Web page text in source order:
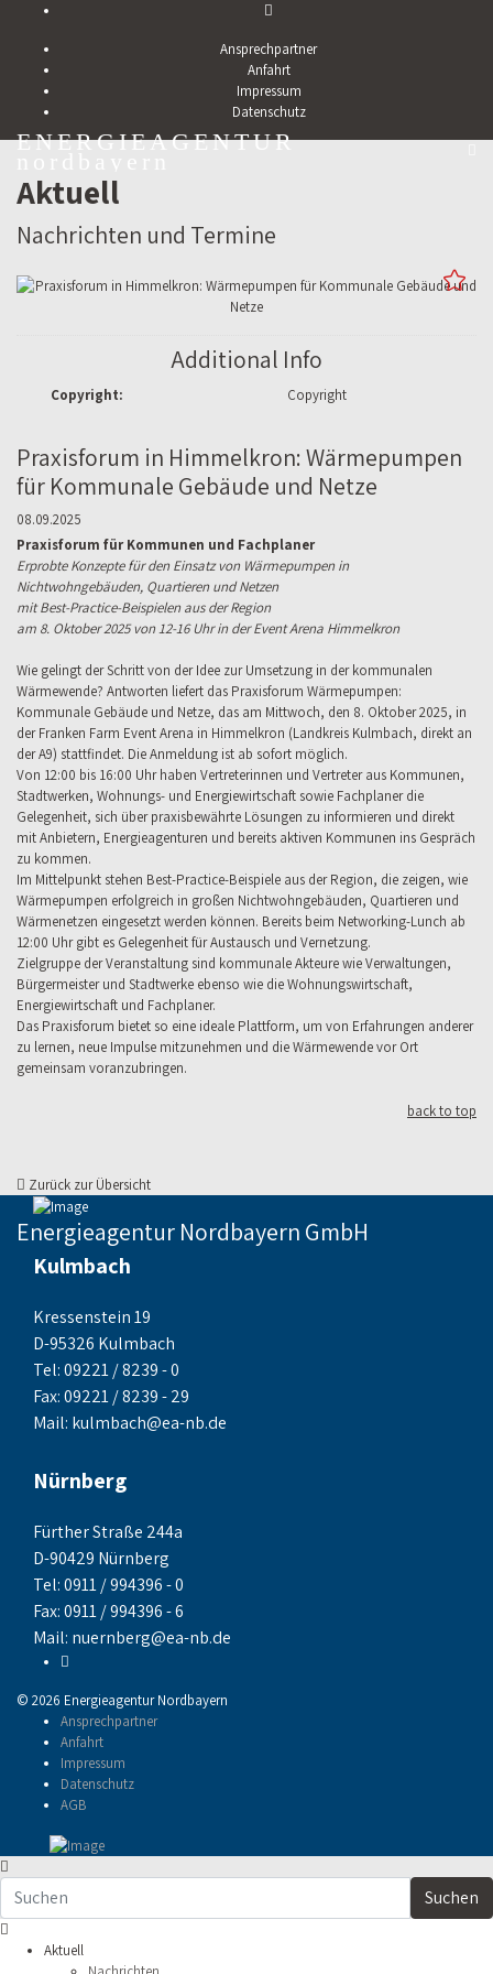
Ansprechpartner
Anfahrt
Impressum
Datenschutz
ENERGIEAGENTUR
Aktuell
Nachrichten und Termine
Additional Info
Copyright: Copyright
Praxisforum in Himmelkron: Wärmepumpen
für Kommunale Gebäude und Netze
08.09.2025
Praxisforum für Kommunen und Fachplaner
Erprobte Konzepte für den Einsatz von Wärmepumpen in
Nichtwohngebäuden, Quartieren und Netzen
mit Best-Practice-Beispielen aus der Region
am 8. Oktober 2025 von 12-16 Uhr in der Event Arena Himmelkron
Wie gelingt der Schritt von der Idee zur Umsetzung in der kommunalen
Wärmewende? Antworten liefert das Praxisforum Wärmepumpen:
Kommunale Gebäude und Netze, das am Mittwoch, den 8. Oktober 2025, in
der Franken Farm Event Arena in Himmelkron (Landkreis Kulmbach, direkt an
der A9) stattfindet. Die Anmeldung ist ab sofort möglich.
Von 12:00 bis 16:00 Uhr haben Vertreterinnen und Vertreter aus Kommunen,
Stadtwerken, Wohnungs- und Energiewirtschaft sowie Fachplaner die
Gelegenheit, sich über praxisbewährte Lösungen zu informieren und direkt
mit Anbietern, Energieagenturen und bereits aktiven Kommunen ins Gespräch
zu kommen.
Im Mittelpunkt stehen Best-Practice-Beispiele aus der Region, die zeigen, wie
Wärmepumpen erfolgreich in großen Nichtwohngebäuden, Quartieren und
Wärmenetzen eingesetzt werden können. Bereits beim Networking-Lunch ab
12:00 Uhr gibt es Gelegenheit für Austausch und Vernetzung.
Zielgruppe der Veranstaltung sind kommunale Akteure wie Verwaltungen,
Bürgermeister und Stadtwerke ebenso wie die Wohnungswirtschaft,
Energiewirtschaft und Fachplaner.
Das Praxisforum bietet so eine ideale Plattform, um von Erfahrungen anderer
zu lernen, neue Impulse mitzunehmen und die Wärmewende vor Ort
gemeinsam voranzubringen.
back to top
Zurück zur Übersicht
Energieagentur Nordbayern GmbH
Kulmbach
Kressenstein 19
D-95326 Kulmbach
Tel: 09221 / 8239 - 0
Fax: 09221 / 8239 - 29
Mail: kulmbach@ea-nb.de
Nürnberg
Fürther Straße 244a
D-90429 Nürnberg
Tel: 0911 / 994396 - 0
Fax: 0911 / 994396 - 6
Mail: nuernberg@ea-nb.de
© 2026 Energieagentur Nordbayern
Ansprechpartner
Anfahrt
Impressum
Datenschutz
AGB
Suchen
Aktuell